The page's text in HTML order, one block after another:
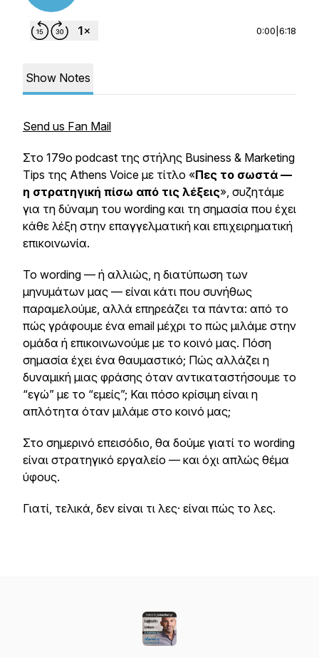
0:00 6:18
Show Notes
Send us Fan Mail
Στο 179ο podcast της στήλης Business & Marketing
Tips της Athens Voice με τίτλο «Πες το σωστά —
η στρατηγική πίσω από τις λέξεις», συζητάμε
για τη δύναμη του wording και τη σημασία που έχει
κάθε λέξη στην επαγγελματική και επιχειρηματική
επικοινωνία.
Το wording — ή αλλιώς, η διατύπωση των
μηνυμάτων μας — είναι κάτι που συνήθως
παραμελούμε, αλλά επηρεάζει τα πάντα: από το
πώς γράφουμε ένα email μέχρι το πώς μιλάμε στην
ομάδα ή επικοινωνούμε με το κοινό μας. Πόση
σημασία έχει ένα θαυμαστικό; Πώς αλλάζει η
δυναμική μιας φράσης όταν αντικαταστήσουμε το
“εγώ” με το “εμείς”; Και πόσο κρίσιμη είναι η
απλότητα όταν μιλάμε στο κοινό μας;
Στο σημερινό επεισόδιο, θα δούμε γιατί το wording
είναι στρατηγικό εργαλείο — και όχι απλώς θέμα
ύφους.
Γιατί, τελικά, δεν είναι τι λες· είναι πώς το λες.